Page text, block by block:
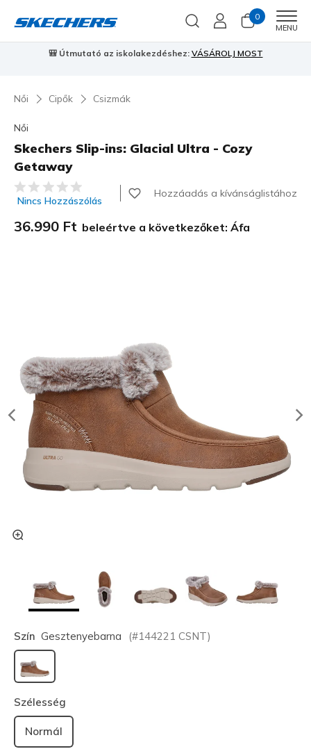
0
MENU
🎒 Útmutató az iskolakezdéshez: VÁSÁROLJ MOST
Női Cipők Csizmák
Női
Skechers Slip-ins: Glacial Ultra - Cozy
Getaway
5 az 5-ből ügyfélértékelés
Nincs Hozzászólás
Hozzáadás a kívánságlistához
36.990 Ft beleértve a következőket: Áfa
Szín Gesztenyebarna (#144221 CSNT)
kiválasztva
Szélesség
Normál